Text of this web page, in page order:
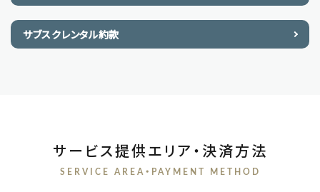
サブスクレンタル約款
サービス提供エリア・決済方法
SERVICE AREA・PAYMENT METHOD